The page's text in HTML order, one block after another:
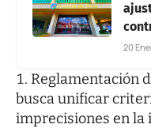
20
Reglamentación
busca unificar
imprecisiones en la